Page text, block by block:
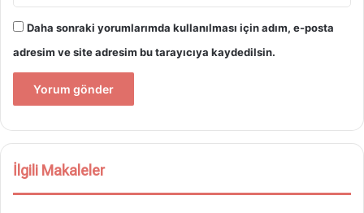
Daha sonraki yorumlarımda kullanılması için adım, e-posta
adresim ve site adresim bu tarayıcıya kaydedilsin.
İlgili Makaleler